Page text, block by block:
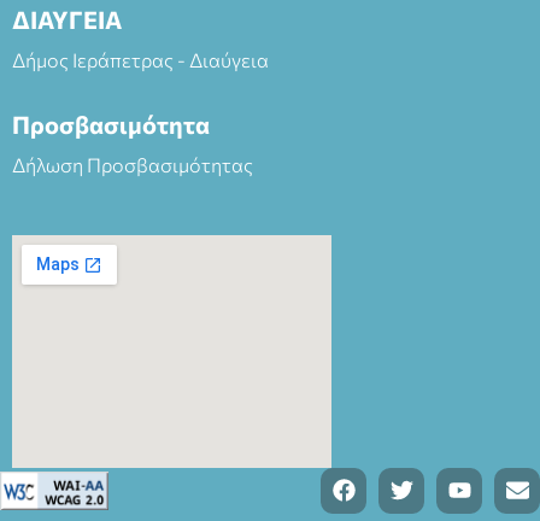
ΔΙΑΥΓΕΙΑ
Δήμος Ιεράπετρας - Διαύγεια
Προσβασιμότητα
Δήλωση Προσβασιμότητας